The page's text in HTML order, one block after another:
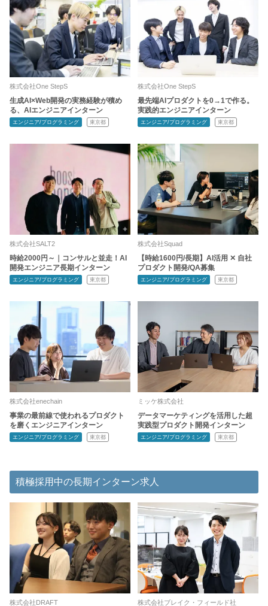
株式会社One StepS
生成AI×Web開発の実務経験が積め
る、AIエンジニアインターン
エンジニア/プログラミング 東京都
株式会社One StepS
最先端AIプロダクトを0→1で作る。
実践的エンジニアインターン
エンジニア/プログラミング 東京都
株式会社SALT2
時給2000円～｜コンサルと並走！AI
開発エンジニア長期インターン
エンジニア/プログラミング 東京都
株式会社Squad
【時給1600円/長期】AI活用 ✕ 自社
プロダクト開発/QA募集
エンジニア/プログラミング 東京都
株式会社enechain
事業の最前線で使われるプロダクト
を磨くエンジニアインターン
エンジニア/プログラミング 東京都
ミッケ株式会社
データマーケティングを活用した超
実践型プロダクト開発インターン
エンジニア/プログラミング 東京都
積極採用中の長期インターン求人
株式会社DRAFT 株式会社ブレイク・フィールド社